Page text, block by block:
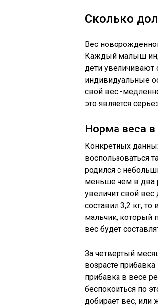
Сколько
Вес
Каждый малыш
дети увеличивают
индивидуальные
свой вес -
это является
Норма веса в
Конкретных
воспользоваться
родился с
меньше чем в два
увеличит свой
составил 3,2 кг, то
мальчик, который
вес будет
За четвертый
возрасте
прибавка в весе
беспокоиться по
добирает вес, или